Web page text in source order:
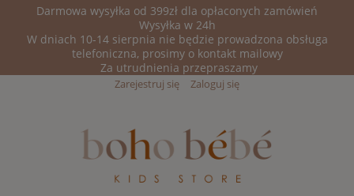
Darmowa wysyłka od 399zł dla opłaconych zamówień
Wysyłka w 24h
W dniach 10-14 sierpnia nie będzie prowadzona obsługa
telefoniczna, prosimy o kontakt mailowy
Za utrudnienia przepraszamy
Zarejestruj się Zaloguj się